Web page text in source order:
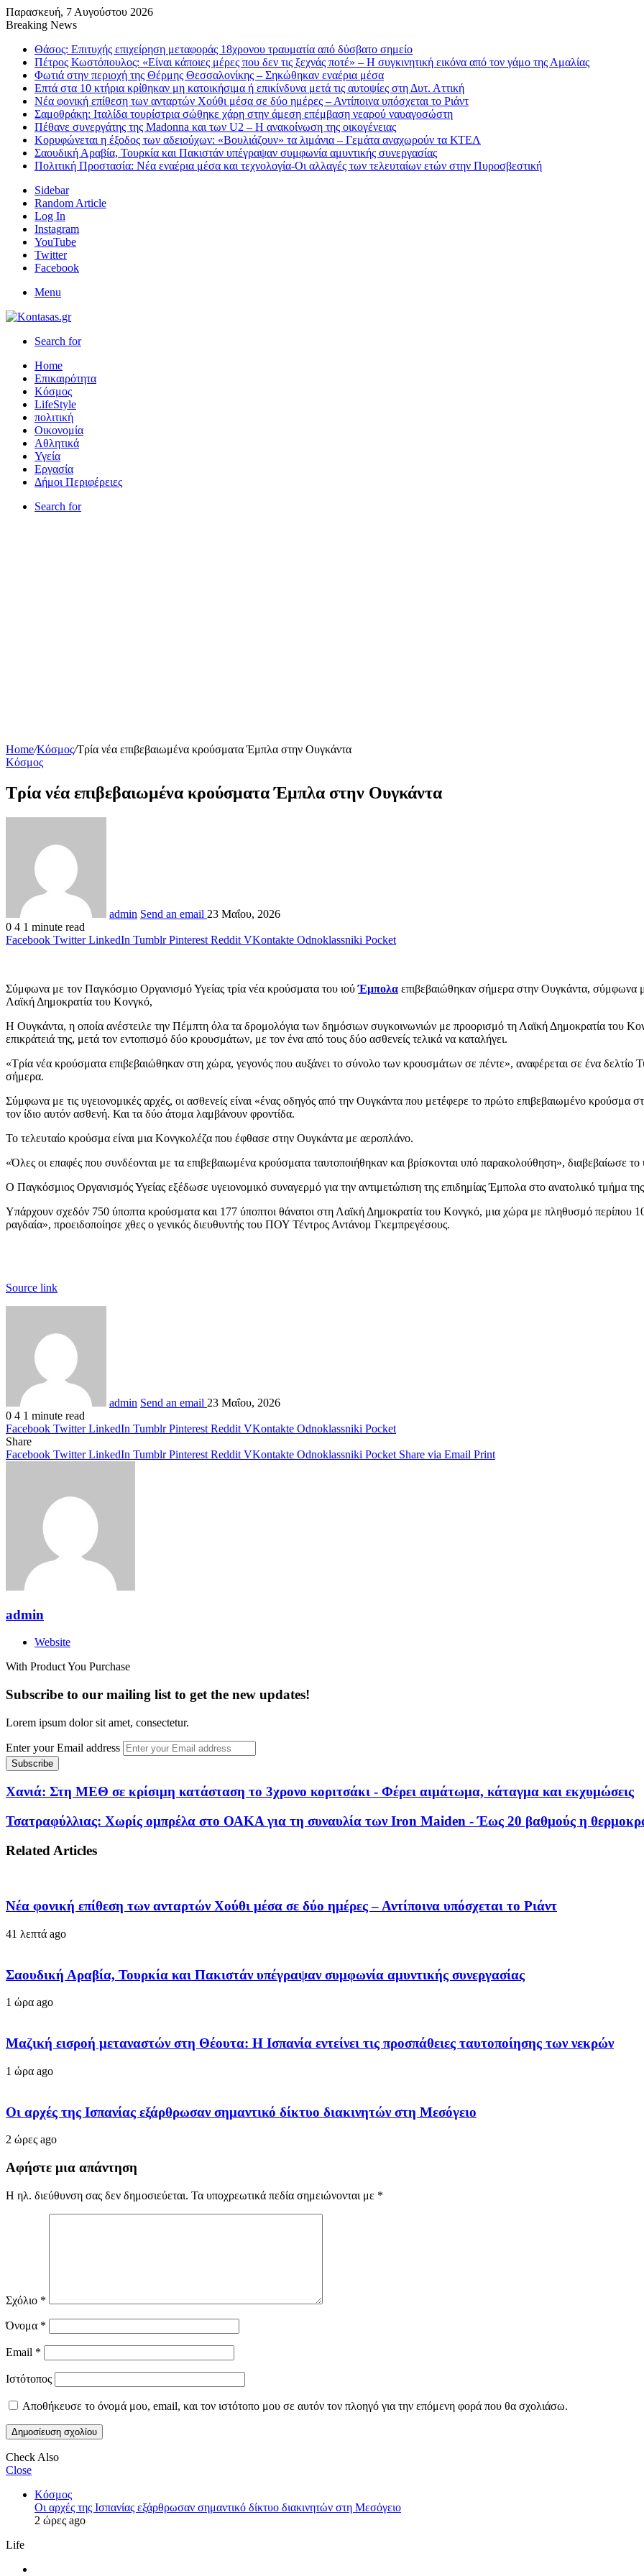
Παρασκευή, 7 Αυγούστου 2026
Breaking News
Θάσος: Επιτυχής επιχείρηση μεταφοράς 18χρονου τραυματία από δύσβατο σημείο
Πέτρος Κωστόπουλος: «Είναι κάποιες μέρες που δεν τις ξεχνάς ποτέ» – Η συγκινητική εικόνα από τον γάμο της Αμαλίας
Φωτιά στην περιοχή της Θέρμης Θεσσαλονίκης – Σηκώθηκαν εναέρια μέσα
Επτά στα 10 κτήρια κρίθηκαν μη κατοικήσιμα ή επικίνδυνα μετά τις αυτοψίες στη Δυτ. Αττική
Νέα φονική επίθεση των ανταρτών Χούθι μέσα σε δύο ημέρες – Αντίποινα υπόσχεται το Ριάντ
Σαμοθράκη: Ιταλίδα τουρίστρια σώθηκε χάρη στην άμεση επέμβαση νεαρού ναυαγοσώστη
Πέθανε συνεργάτης της Madonna και των U2 – Η ανακοίνωση της οικογένειας
Κορυφώνεται η έξοδος των αδειούχων: «Βουλιάζουν» τα λιμάνια – Γεμάτα αναχωρούν τα ΚΤΕΛ
Σαουδική Αραβία, Τουρκία και Πακιστάν υπέγραψαν συμφωνία αμυντικής συνεργασίας
Πολιτική Προστασία: Νέα εναέρια μέσα και τεχνολογία-Οι αλλαγές των τελευταίων ετών στην Πυροσβεστική
Sidebar
Random Article
Log In
Instagram
YouTube
Twitter
Facebook
Menu
Search for
Home
Επικαιρότητα
Κόσμος
LifeStyle
πολιτική
Οικονομία
Αθλητικά
Υγεία
Εργασία
Δήμοι Περιφέρειες
Search for
Home/Κόσμος/Τρία νέα επιβεβαιωμένα κρούσματα Έμπλα στην Ουγκάντα
Κόσμος
Τρία νέα επιβεβαιωμένα κρούσματα Έμπλα στην Ουγκάντα
admin Send an email 23 Μαΐου, 2026
0 4 1 minute read
Facebook Twitter LinkedIn Tumblr Pinterest Reddit VKontakte Odnoklassniki Pocket
Σύμφωνα με τον Παγκόσμιο Οργανισμό Υγείας τρία νέα κρούσματα του ιούΈμπολα επιβεβαιώθηκαν σήμερα στην Ουγκάντα, σύμφωνα
Λαϊκή Δημοκρατία του Κονγκό,
Η Ουγκάντα, η οποία ανέστειλε την Πέμπτη όλα τα δρομολόγια των δημόσιων συγκοινωνιών με προορισμό τη Λαϊκή Δημοκρατία του
επικράτειά της, μετά τον εντοπισμό δύο κρουσμάτων, με τον ένα από τους δύο ασθενείς τελικά να καταλήγει.
«Τρία νέα κρούσματα επιβεβαιώθηκαν στη χώρα, γεγονός που αυξάνει το σύνολο των κρουσμάτων σε πέντε», αναφέρεται σε ένα δελτίο
σήμερα.
Σύμφωνα με τις υγειονομικές αρχές, οι ασθενείς είναι «ένας οδηγός από την Ουγκάντα που μετέφερε το πρώτο επιβεβαιωμένο κρούσμα
τον ίδιο αυτόν ασθενή. Και τα δύο άτομα λαμβάνουν φροντίδα.
Το τελευταίο κρούσμα είναι μια Κονγκολέζα που έφθασε στην Ουγκάντα με αεροπλάνο.
«Όλες οι επαφές που συνδέονται με τα επιβεβαιωμένα κρούσματα ταυτοποιήθηκαν και βρίσκονται υπό παρακολούθηση», διαβεβαίωσε το
Ο Παγκόσμιος Οργανισμός Υγείας εξέδωσε υγειονομικό συναγερμό για την αντιμετώπιση της επιδημίας Έμπολα στο ανατολικό τμήμα
Υπάρχουν σχεδόν 750 ύποπτα κρούσματα και 177 ύποπτοι θάνατοι στη Λαϊκή Δημοκρατία του Κονγκό, μια χώρα με πληθυσμό περίπου
ραγδαία», προειδοποίησε χθες ο γενικός διευθυντής του ΠΟΥ Τέντρος Αντάνομ Γκεμπρεγέσους.
Source link
admin Send an email 23 Μαΐου, 2026
0 4 1 minute read
Facebook Twitter LinkedIn Tumblr Pinterest Reddit VKontakte Odnoklassniki Pocket
Share
Facebook Twitter LinkedIn Tumblr Pinterest Reddit VKontakte Odnoklassniki Pocket Share via Email Print
admin
Website
With Product You Purchase
Subscribe to our mailing list to get the new updates!
Lorem ipsum dolor sit amet, consectetur.
Enter your Email address
Χανιά: Στη ΜΕΘ σε κρίσιμη κατάσταση το 3χρονο κοριτσάκι - Φέρει αιμάτωμα, κάταγμα και εκχυμώσεις
Τσατραφύλλιας: Χωρίς ομπρέλα στο ΟΑΚΑ για τη συναυλία των Ιron Maiden - Έως 20 βαθμούς η
Related Articles
Νέα φονική επίθεση των ανταρτών Χούθι μέσα σε δύο ημέρες – Αντίποινα υπόσχεται το Ριάντ
41 λεπτά ago
Σαουδική Αραβία, Τουρκία και Πακιστάν υπέγραψαν συμφωνία αμυντικής συνεργασίας
1 ώρα ago
Μαζική εισροή μεταναστών στη Θέουτα: Η Ισπανία εντείνει τις προσπάθειες ταυτοποίησης των νεκρών
1 ώρα ago
Οι αρχές της Ισπανίας εξάρθρωσαν σημαντικό δίκτυο διακινητών στη Μεσόγειο
2 ώρες ago
Αφήστε μια απάντηση
Η ηλ. διεύθυνση σας δεν δημοσιεύεται. Τα υποχρεωτικά πεδία σημειώνονται με *
Σχόλιο *
Όνομα *
Email *
Ιστότοπος
Αποθήκευσε το όνομά μου, email, και τον ιστότοπο μου σε αυτόν τον πλοηγό για την επόμενη φορά που θα σχολιάσω.
Check Also
Close
Κόσμος
Οι αρχές της Ισπανίας εξάρθρωσαν σημαντικό δίκτυο διακινητών στη Μεσόγειο
2 ώρες ago
Life